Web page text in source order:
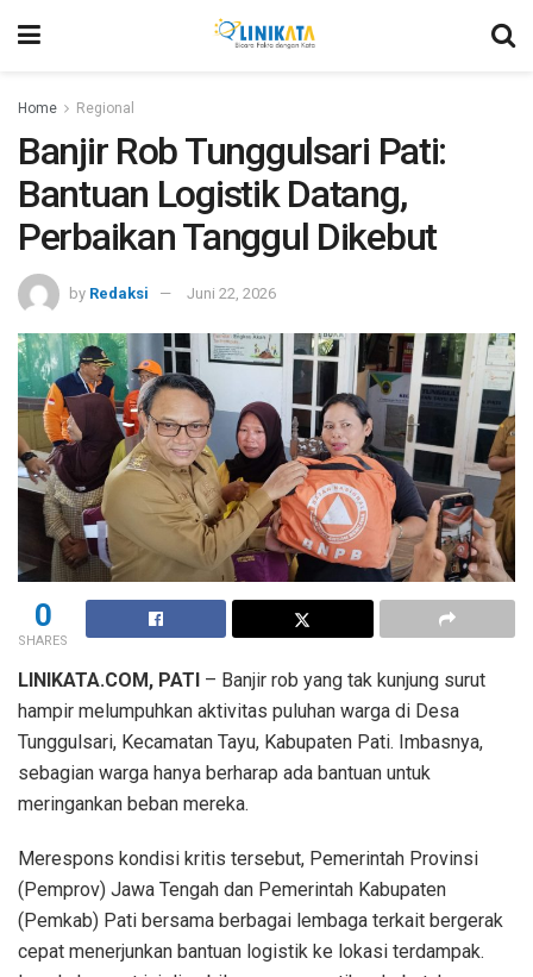
Home Regional
Banjir Rob Tunggulsari Pati:
Bantuan Logistik Datang,
Perbaikan Tanggul Dikebut
by Redaksi Juni 22, 2026
0
SHARES
LINIKATA.COM, PATI – Banjir rob yang tak kunjung surut
hampir melumpuhkan aktivitas puluhan warga di Desa
Tunggulsari, Kecamatan Tayu, Kabupaten Pati. Imbasnya,
sebagian warga hanya berharap ada bantuan untuk
meringankan beban mereka.
Merespons kondisi kritis tersebut, Pemerintah Provinsi
(Pemprov) Jawa Tengah dan Pemerintah Kabupaten
(Pemkab) Pati bersama berbagai lembaga terkait bergerak
cepat menerjunkan bantuan logistik ke lokasi terdampak.